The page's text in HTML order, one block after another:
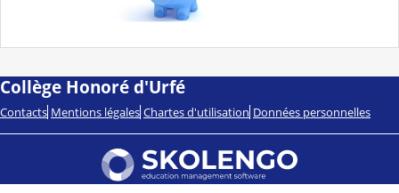
Collège Honoré d'Urfé
Contacts Mentions légales Chartes d'utilisation Données personnelles